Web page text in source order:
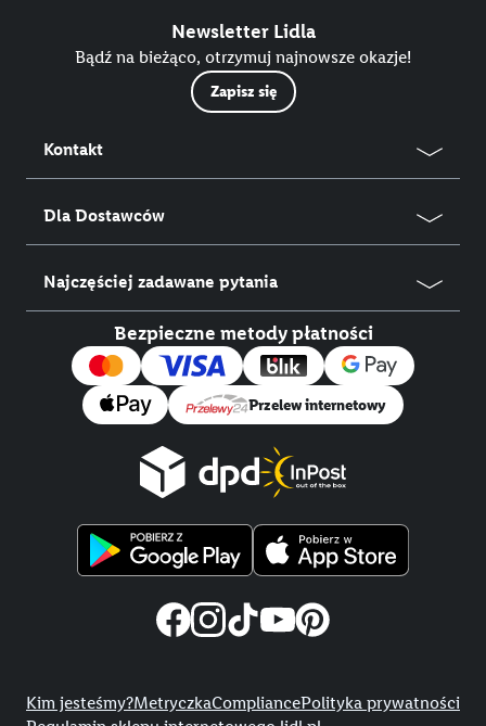
Newsletter Lidla
Bądź na bieżąco, otrzymuj najnowsze okazje!
Zapisz się
Kontakt
Dla Dostawców
Najczęściej zadawane pytania
Bezpieczne metody płatności
Przelew internetowy
Kim jesteśmy?MetryczkaCompliancePolityka prywatności